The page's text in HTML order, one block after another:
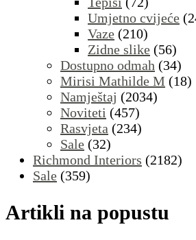
Umjetno cvijeće
Vaze (210)
Zidne slike (56)
Dostupno odmah (34)
Mirisi Mathilde M (18)
Namještaj (2034)
Noviteti (457)
Rasvjeta (234)
Sale (32)
Richmond Interiors (2182)
Sale (359)
Artikli na popustu